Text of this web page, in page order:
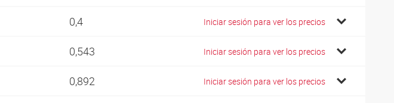
0,4 Iniciar sesión para ver los precios
0,543 Iniciar sesión para ver los precios
0,892 Iniciar sesión para ver los precios